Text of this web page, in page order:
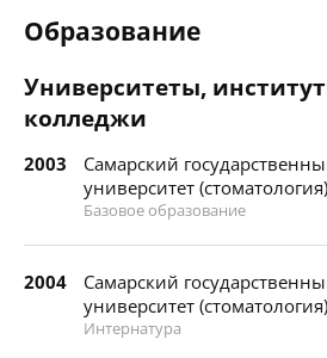
Образование
Университеты,
колледжи
2003
Самарский
университет (стоматология)
Базовое образование
2004
Самарский
университет (стоматология)
Интернатура